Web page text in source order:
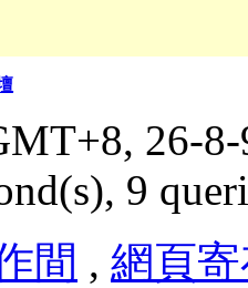
26-
9
間 , 網頁